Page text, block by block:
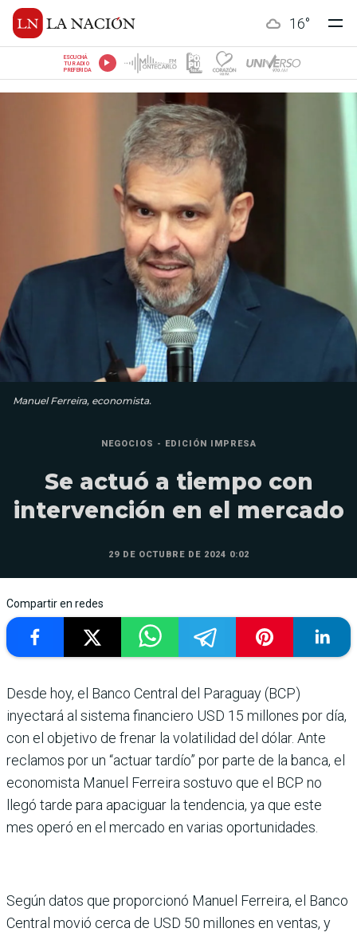
16°
ESCUCHÁ
TU RADIO
PREFERIDA
Manuel Ferreira, economista.
NEGOCIOS - EDICIÓN IMPRESA
Se actuó a tiempo con
intervención en el mercado
29 DE OCTUBRE DE 2024 0:02
Compartir en redes
Desde hoy, el Banco Central del Paraguay (BCP)
inyectará al sistema financiero USD 15 millones por día,
con el obje­tivo de frenar la volatilidad del dólar. Ante
reclamos por un “actuar tardío” por parte de la banca, el
economista Manuel Ferreira sostuvo que el BCP no
llegó tarde para apaciguar la tendencia, ya que este
mes operó en el mercado en varias oportunidades.
Según datos que proporcionó Manuel Ferreira, el Banco
Central movió cerca de USD 50 millones en ventas, y